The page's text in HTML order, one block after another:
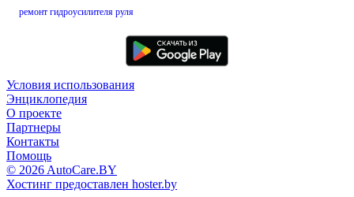
ремонт гидроусилителя руля
Условия использования
Энциклопедия
О проекте
Партнеры
Контакты
Помощь
© 2026 AutoCare.BY
Хостинг предоставлен hoster.by